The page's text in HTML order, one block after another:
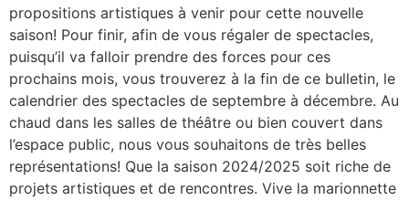
propositions artistiques à venir pour cette nouvelle
saison! Pour finir, afin de vous régaler de spectacles,
puisqu’il va falloir prendre des forces pour ces
prochains mois, vous trouverez à la fin de ce bulletin, le
calendrier des spectacles de septembre à décembre. Au
chaud dans les salles de théâtre ou bien couvert dans
l’espace public, nous vous souhaitons de très belles
représentations! Que la saison 2024/2025 soit riche de
projets artistiques et de rencontres. Vive la marionnette